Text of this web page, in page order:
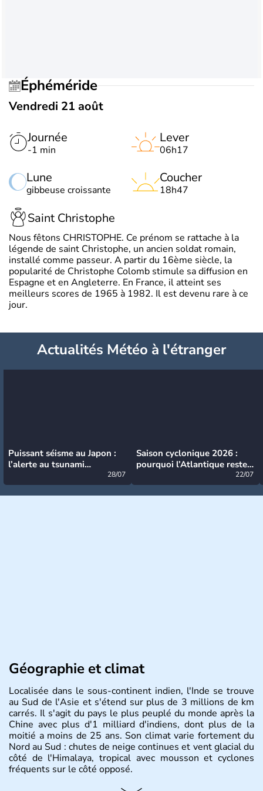
Éphéméride
Vendredi 21 août
Journée
-1 min
Lune
gibbeuse croissante
Lever
06h17
Coucher
18h47
Saint Christophe
Nous fêtons CHRISTOPHE. Ce prénom se rattache à la
légende de saint Christophe, un ancien soldat romain,
installé comme passeur. A partir du 16ème siècle, la
popularité de Christophe Colomb stimule sa diffusion en
Espagne et en Angleterre. En France, il atteint ses
meilleurs scores de 1965 à 1982. Il est devenu rare à ce
jour.
Actualités Météo à l'étranger
Puissant séisme au Japon :
l’alerte au tsunami
28/07
Saison cyclonique 2026 :
pourquoi l’Atlantique reste
22/07
Géographie et climat
Localisée dans le sous-continent indien, l'Inde se trouve
au Sud de l'Asie et s'étend sur plus de 3 millions de km
carrés. Il s'agit du pays le plus peuplé du monde après la
Chine avec plus d'1 milliard d'indiens, dont plus de la
moitié a moins de 25 ans. Son climat varie fortement du
Nord au Sud : chutes de neige continues et vent glacial du
côté de l'Himalaya, tropical avec mousson et cyclones
fréquents sur le côté opposé.